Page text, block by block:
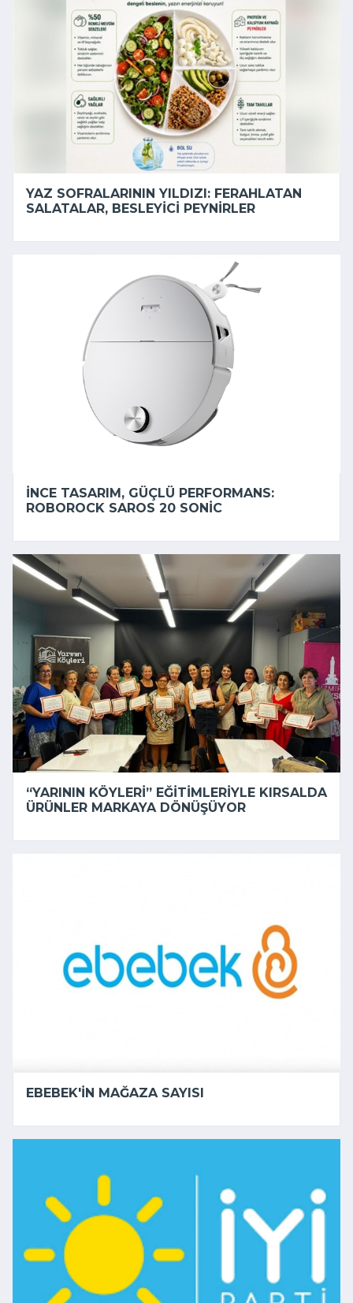
YAZ SOFRALARININ YILDIZI: FERAHLATAN
SALATALAR, BESLEYICI PEYNIRLER
İNCE TASARIM, GÜÇLÜ PERFORMANS:
ROBOROCK SAROS 20 SONIC
“YARININ KÖYLERI” EĞITIMLERIYLE KIRSALDA
ÜRÜNLER MARKAYA DÖNÜŞÜYOR
EBEBEK'IN MAĞAZA SAYISI